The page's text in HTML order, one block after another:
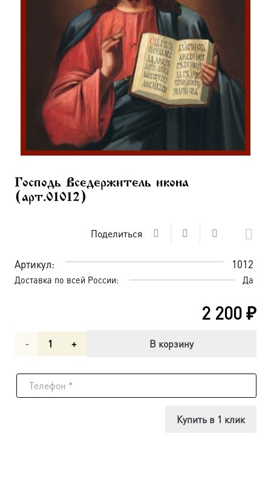
Господь Вседержитель икона
(арт.01012)
Поделиться
Артикул: 1012
Доставка по всей России: Да
2 200₽
Количество
Господь
В корзину
Купить в 1 клик